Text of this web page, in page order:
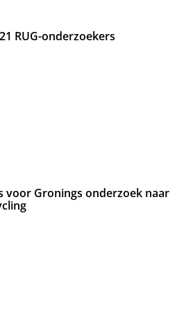
RUG-onderzoekers
voor Gronings onderzoek naar